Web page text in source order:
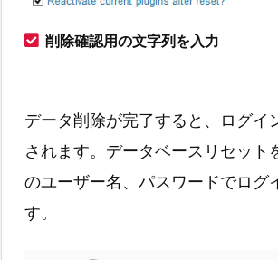
削除確認用の文字列を入力
データ削除が完了すると、ログイ
されます。データベースリセット
のユーザー名、パスワードでログ
す。